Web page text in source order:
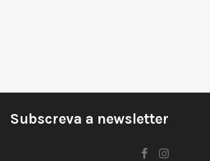
Subscreva a newsletter